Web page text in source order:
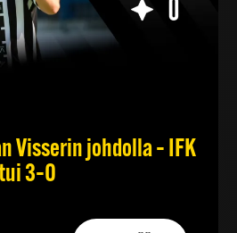
Visserin johdolla – IFK
3–0